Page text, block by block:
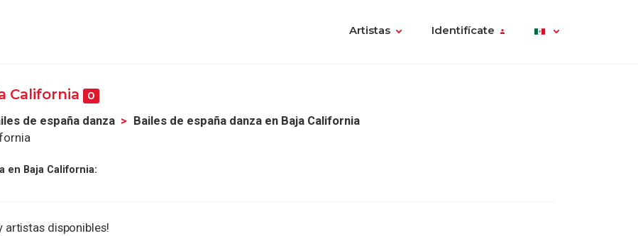
Artistas Identifícate
California 0
de españa danza
Bailes de españa danza en Baja California
en Baja California:
artistas disponibles!